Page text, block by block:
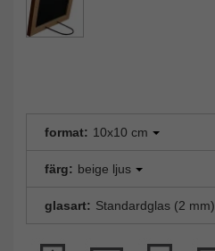
format: 10x10 cm
färg: beige ljus
glasart: Standardglas (2 mm)